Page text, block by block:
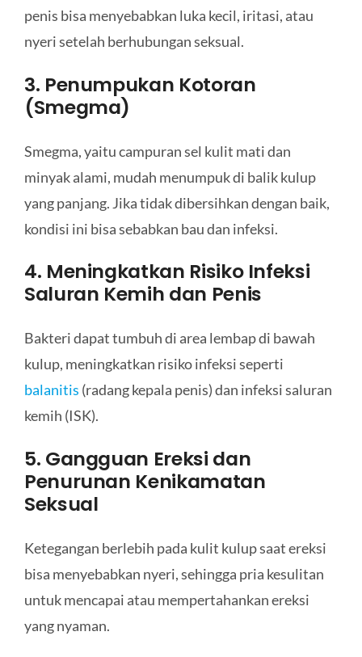
penis bisa menyebabkan luka kecil, iritasi, atau
nyeri setelah berhubungan seksual.
3. Penumpukan Kotoran
(Smegma)
Smegma, yaitu campuran sel kulit mati dan
minyak alami, mudah menumpuk di balik kulup
yang panjang. Jika tidak dibersihkan dengan baik,
kondisi ini bisa sebabkan bau dan infeksi.
4. Meningkatkan Risiko Infeksi
Saluran Kemih dan Penis
Bakteri dapat tumbuh di area lembap di bawah
kulup, meningkatkan risiko infeksi seperti
balanitis (radang kepala penis) dan infeksi saluran
kemih (ISK).
5. Gangguan Ereksi dan
Penurunan Kenikamatan
Seksual
Ketegangan berlebih pada kulit kulup saat ereksi
bisa menyebabkan nyeri, sehingga pria kesulitan
untuk mencapai atau mempertahankan ereksi
yang nyaman.